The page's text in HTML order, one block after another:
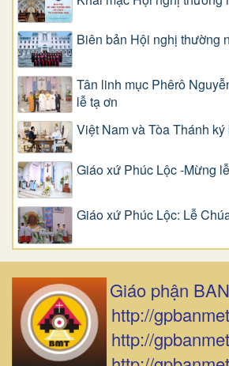
Biên bản Hội nghị thường
Tân linh mục Phêrô
lễ tạ ơn
Việt Nam và Tòa Thánh
Giáo xứ Phúc Lộc -Mừng
Giáo xứ Phúc Lộc: Lễ
Giáo phận
http://
http://